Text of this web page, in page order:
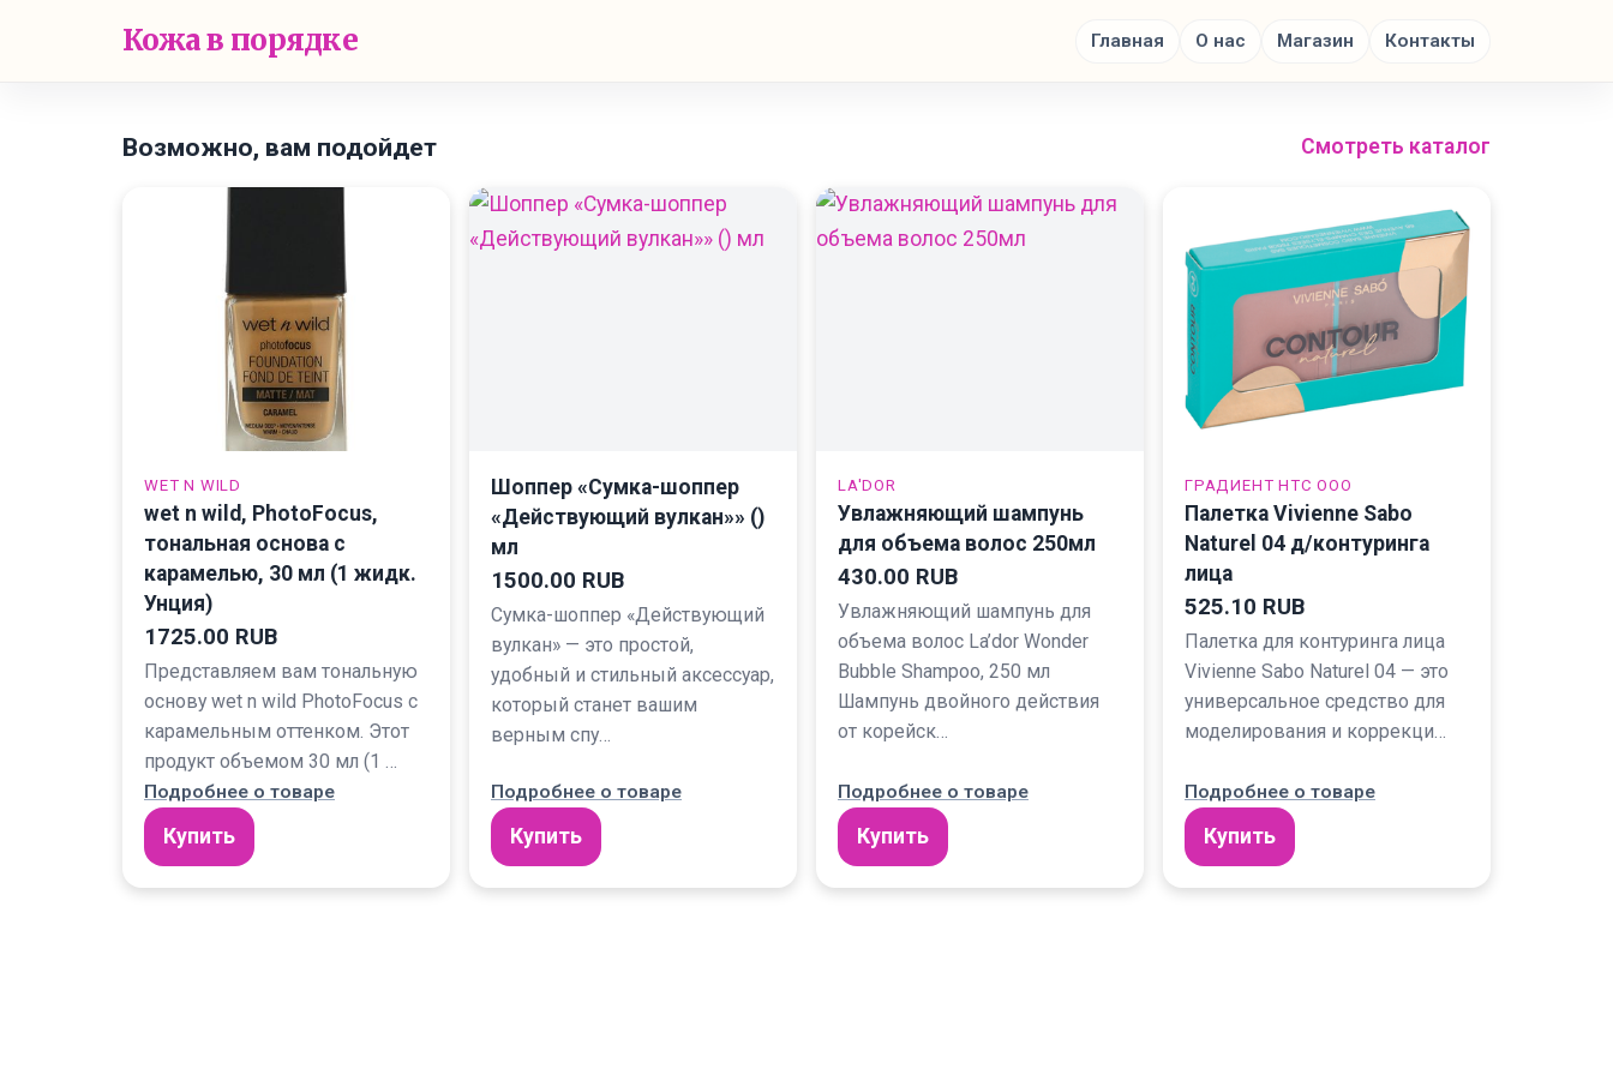
Кожа в порядке Главная О нас Магазин Контакты
Возможно, вам подойдет Смотреть каталог
WET N WILD
wet n wild, PhotoFocus,
тональная основа с
карамелью, 30 мл (1 жидк.
Унция)
1725.00 RUB
Представляем вам тональную
основу wet n wild PhotoFocus с
карамельным оттенком. Этот
продукт объемом 30 мл (1 …
Подробнее о товаре
Купить
Шоппер «Сумка-шоппер
«Действующий вулкан»» ()
мл
1500.00 RUB
Сумка-шоппер «Действующий
вулкан» — это простой,
удобный и стильный аксессуар,
который станет вашим
верным спу…
Подробнее о товаре
Купить
LA'DOR
Увлажняющий шампунь
для объема волос 250мл
430.00 RUB
Увлажняющий шампунь для
объема волос La’dor Wonder
Bubble Shampoo, 250 мл
Шампунь двойного действия
от корейск…
Подробнее о товаре
Купить
ГРАДИЕНТ НТС ООО
Палетка Vivienne Sabo
Naturel 04 д/контуринга
лица
525.10 RUB
Палетка для контуринга лица
Vivienne Sabo Naturel 04 — это
универсальное средство для
моделирования и коррекци…
Подробнее о товаре
Купить